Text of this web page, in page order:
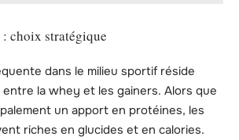
choix stratégique
dans le milieu sportif réside
entre la whey et les gainers. Alors que
un apport en protéines, les
riches en glucides et en calories.